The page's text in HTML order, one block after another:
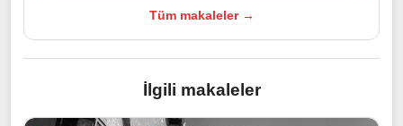
Tüm makaleler →
İlgili makaleler